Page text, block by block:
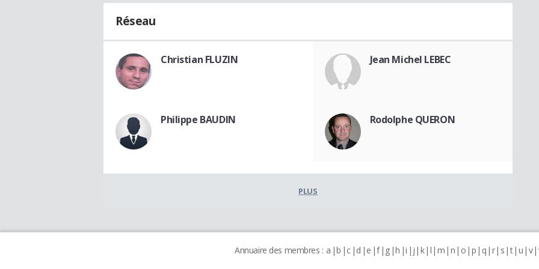
Réseau
Christian FLUZIN Jean Michel LEBEC
Philippe BAUDIN Rodolphe QUERON
PLUS
Annuaire des membres : a b c d e f g h i j k l m n o p q r s t u v